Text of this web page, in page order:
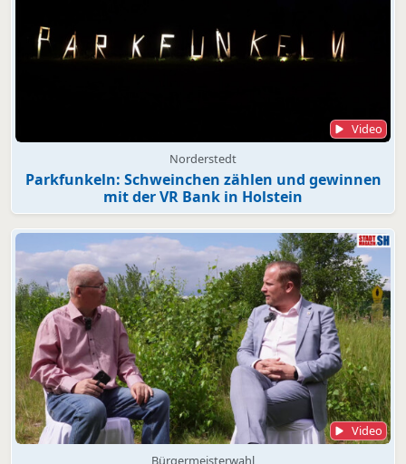
Video
Norderstedt
Parkfunkeln: Schweinchen zählen und gewinnen
mit der VR Bank in Holstein
Video
Bürgermeisterwahl